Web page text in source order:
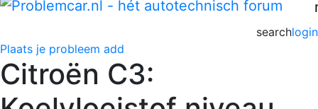
login
search
Plaats je probleem add
Citroën C3: